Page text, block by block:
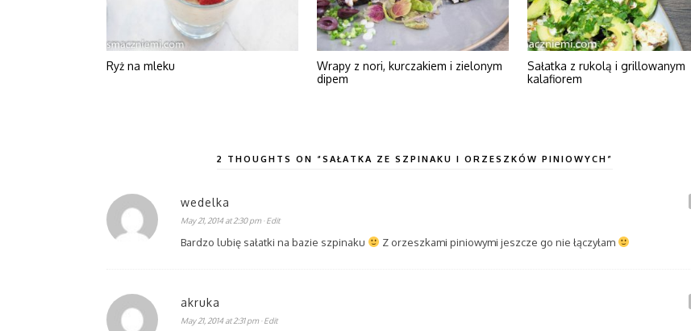
Ryż na mleku
Wrapy z nori, kurczakiem i zielonym
dipem
Sałatka z rukolą i grillowanym
kalafiorem
2 THOUGHTS ON “SAŁATKA ZE SZPINAKU I ORZESZKÓW PINIOWYCH”
wedelka
May 21, 2014 at 2:30 pm · Edit
Bardzo lubię sałatki na bazie szpinaku Z orzeszkami piniowymi jeszcze go nie łączyłam
akruka
May 21, 2014 at 2:31 pm · Edit